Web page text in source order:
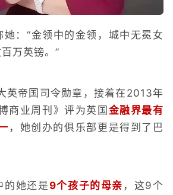
：“金领中的金领，城中无冕女
万英镑。”
英帝国司令勋章，接着在2013年
商业周刊》评为英国 金融界最有
，她创办的俱乐部更是得到了巴
的她还是9个孩子的母亲 ，这9个